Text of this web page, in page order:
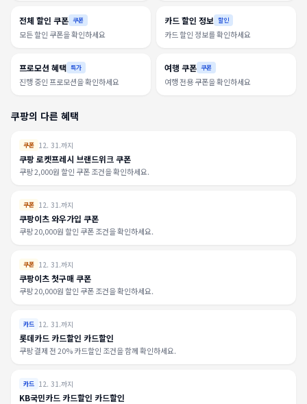
전체 할인 쿠폰 쿠폰
모든 할인 쿠폰을 확인하세요
카드 할인 정보 할인
카드 할인 정보를 확인하세요
프로모션 혜택 특가
진행 중인 프로모션을 확인하세요
여행 쿠폰 쿠폰
여행 전용 쿠폰을 확인하세요
쿠팡의 다른 혜택
쿠폰 12. 31.까지
쿠팡 로켓프레시 브랜드위크 쿠폰
쿠팡 2,000원 할인 쿠폰 조건을 확인하세요.
쿠폰 12. 31.까지
쿠팡이츠 와우가입 쿠폰
쿠팡 20,000원 할인 쿠폰 조건을 확인하세요.
쿠폰 12. 31.까지
쿠팡이츠 첫구매 쿠폰
쿠팡 20,000원 할인 쿠폰 조건을 확인하세요.
카드 12. 31.까지
롯데카드 카드할인 카드할인
쿠팡 결제 전 20% 카드할인 조건을 함께 확인하세요.
카드 12. 31.까지
KB국민카드 카드할인 카드할인